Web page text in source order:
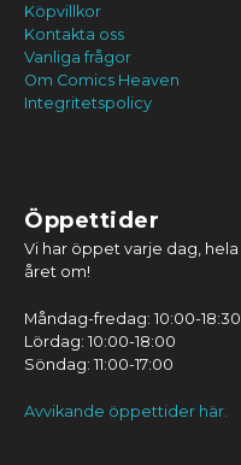
Köpvillkor
Kontakta oss
Vanliga frågor
Om Comics Heaven
Integritetspolicy
Öppettider
Vi har öppet varje dag, hela
året om!
Måndag-fredag: 10:00-18:30
Lördag: 10:00-18:00
Söndag: 11:00-17:00
Avvikande öppettider här.